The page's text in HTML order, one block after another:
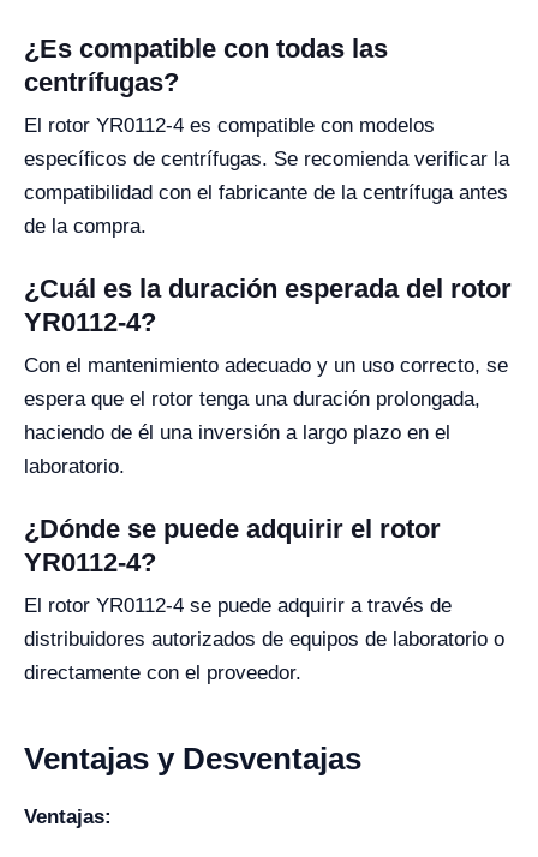
¿Es compatible con todas las
centrífugas?
El rotor YR0112-4 es compatible con modelos
específicos de centrífugas. Se recomienda verificar la
compatibilidad con el fabricante de la centrífuga antes
de la compra.
¿Cuál es la duración esperada del rotor
YR0112-4?
Con el mantenimiento adecuado y un uso correcto, se
espera que el rotor tenga una duración prolongada,
haciendo de él una inversión a largo plazo en el
laboratorio.
¿Dónde se puede adquirir el rotor
YR0112-4?
El rotor YR0112-4 se puede adquirir a través de
distribuidores autorizados de equipos de laboratorio o
directamente con el proveedor.
Ventajas y Desventajas
Ventajas: